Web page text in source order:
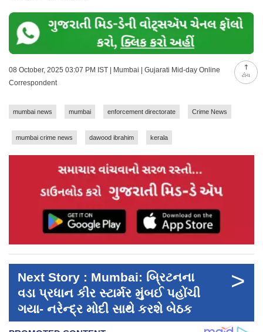
ટોચ
08 October, 2025 03:07 PM IST | Mumbai | Gujarati Mid-day Online
Correspondent
mumbai news mumbai enforcement directorate Crime News
mumbai crime news dawood ibrahim kerala
Next Story : Mumbai: બ્રિટનના
વડા પ્રધાન કીર સ્ટાર્મર મુંબઈ પહોંચી
ગયા- નરેન્દ્ર મોદી સાથે કરશે બેઠક
>